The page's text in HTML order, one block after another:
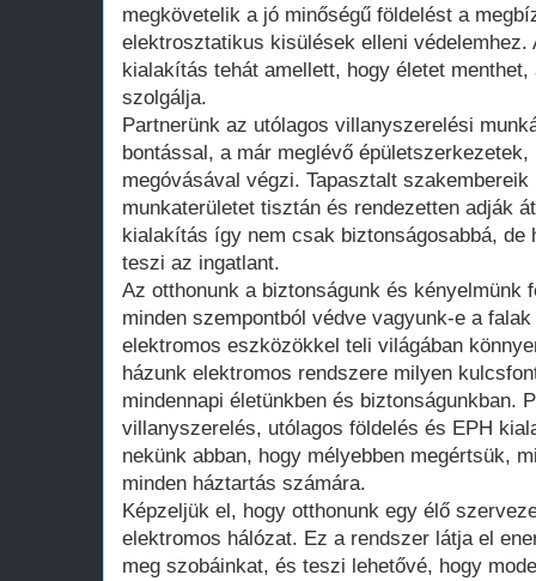
megkövetelik a jó minőségű földelést a
elektrosztatikus kisülések elleni védelemhez.
kialakítás tehát amellett, hogy életet
szolgálja.
Partnerünk az utólagos villanyszerelési
bontással, a már meglévő
megóvásával végzi. Tapasztalt
munkaterületet tisztán és rendezetten adják
kialakítás így nem csak biztonságosabbá, de
teszi az ingatlant.
Az otthonunk a biztonságunk és kényelmünk
minden szempontból védve vagyunk-e a
elektromos eszközökkel teli világában
házunk elektromos rendszere milyen
mindennapi életünkben és biztonságunkban.
villanyszerelés, utólagos földelés és EPH
nekünk abban, hogy mélyebben megértsük,
minden háztartás számára.
Képzeljük el, hogy otthonunk egy élő
elektromos hálózat. Ez a rendszer látja el
meg szobáinkat, és teszi lehetővé, hogy